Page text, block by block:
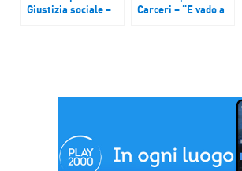
Giustizia sociale –
Carceri – “E vado a